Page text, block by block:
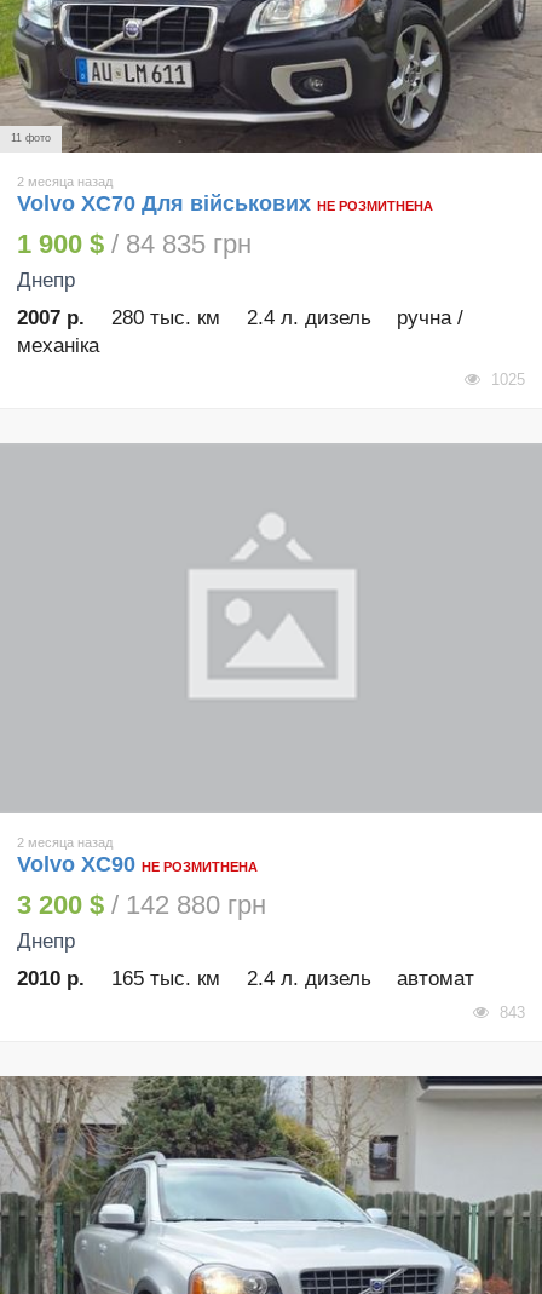
11 фото
2 месяца назад
Volvo XC70 Для військових НЕ РОЗМИТНЕНА
1 900 $ / 84 835 грн
Днепр
2007 р.
280 тыс. км 2.4 л. дизель
ручна /
механіка
1025
2 месяца назад
Volvo XC90 НЕ РОЗМИТНЕНА
3 200 $ / 142 880 грн
Днепр
2010 р.
165 тыс. км 2.4 л. дизель автомат
843